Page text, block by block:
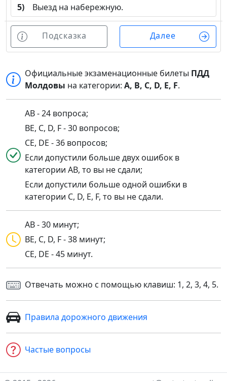
5) Выезд на набережную.
Подсказка Далее
Официальные экзаменационные билеты ПДД
Молдовы на категории:A, B, C, D, E, F.
AB - 24 вопроса;
BE, C, D, F - 30 вопросов;
CE, DE - 36 вопросов;
Если допустили больше двух ошибок в
категории AB, то вы не сдали;
Если допустили больше одной ошибки в
категории C, D, E, F, то вы не сдали.
AB - 30 минут;
BE, C, D, F - 38 минут;
CE, DE - 45 минут.
Отвечать можно с помощью клавиш: 1, 2, 3, 4, 5.
Правила дорожного движения
Частые вопросы